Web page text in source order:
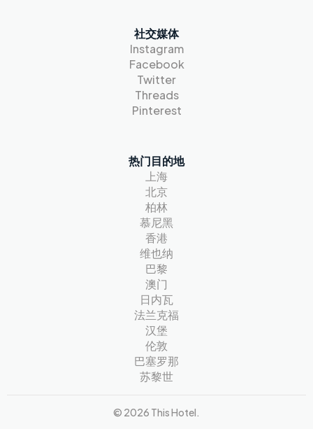
社交媒体
Instagram
Facebook
Twitter
Threads
Pinterest
热门目的地
上海
北京
柏林
慕尼黑
香港
维也纳
巴黎
澳门
日内瓦
法兰克福
汉堡
伦敦
巴塞罗那
苏黎世
© 2026 This Hotel.